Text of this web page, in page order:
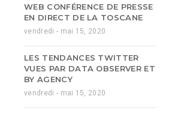
WEB CONFÉRENCE DE PRESSE
EN DIRECT DE LA TOSCANE
vendredi - mai 15, 2020
LES TENDANCES TWITTER
VUES PAR DATA OBSERVER ET
BY AGENCY
vendredi - mai 15, 2020